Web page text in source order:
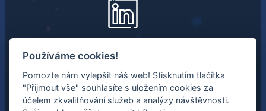
NEWSLETTER
Mějte přehled o nejnovějších
vesmírných aktivitách.
Používáme cookies!
Pomozte nám vylepšit náš web! Stisknutím tlačítka
"Přijmout vše" souhlasíte s uložením cookies za
účelem zkvalitňování služeb a analýzy návštěvnosti.